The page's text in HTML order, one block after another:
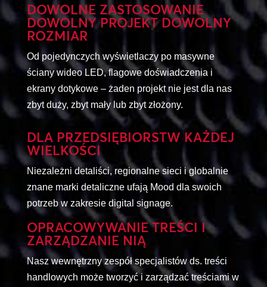
DOWOLNE ZASTOSOWANIE
DOWOLNY PROJEKT DOWOLNY
ROZMIAR
Od pojedynczych wyświetlaczy po masywne
ściany wideo LED, flagowe doświadczenia i
ekrany dotykowe – żaden projekt nie jest dla nas
zbyt duży, zbyt mały lub zbyt złożony.
DLA PRZEDSIĘBIORSTW KAŻDEJ
WIELKOŚCI
Niezależni detaliści, regionalne sieci i globalnie
znane marki detaliczne ufają Mood dla swoich
potrzeb w zakresie digital signage.
OPRACOWYWANIE TREŚCI I
ZARZĄDZANIE NIĄ
Nasz wewnętrzny zespół specjalistów ds. treści
handlowych może tworzyć i zarządzać treściami w